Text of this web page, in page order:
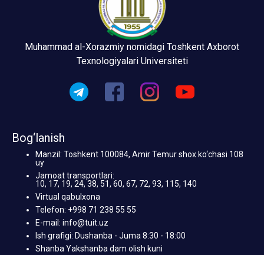
Muhammad al-Xorazmiy nomidagi Toshkent Axborot
Texnologiyalari Universiteti
Bog‘lanish
Manzil: Toshkent 100084, Amir Temur shox ko‘chasi 108
uy
Jamoat transportlari:
10, 17, 19, 24, 38, 51, 60, 67, 72, 93, 115, 140
Virtual qabulxona
Telefon: +998 71 238 55 55
E-mail: info@tuit.uz
Ish grafigi: Dushanba - Juma 8:30 - 18:00
Shanba Yakshanba dam olish kuni